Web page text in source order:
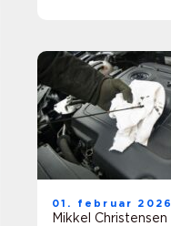
01. februar 2026
Mikkel Christensen